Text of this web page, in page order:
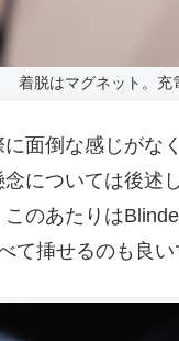
着脱はマグネット。充
面倒な感じがな
については後述
のあたりは
て挿せるのも良い